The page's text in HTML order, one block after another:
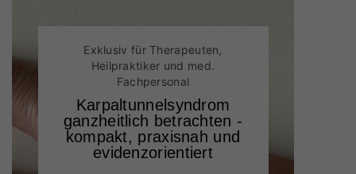
Exklusiv für Therapeuten,
Heilpraktiker und med.
Fachpersonal
Karpaltunnelsyndrom
ganzheitlich betrachten -
kompakt, praxisnah und
evidenzorientiert